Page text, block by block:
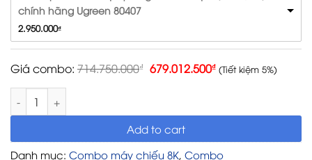
chính hãng Ugreen 80407
2.950.000₫
Giá combo: 714.750.000₫ 679.012.500₫ (Tiết kiệm 5%)
Combo Máy chiếu true 8K Home Cinema JVC DLA-
Add to cart
Danh mục: Combo máy chiếu 8K, Combo